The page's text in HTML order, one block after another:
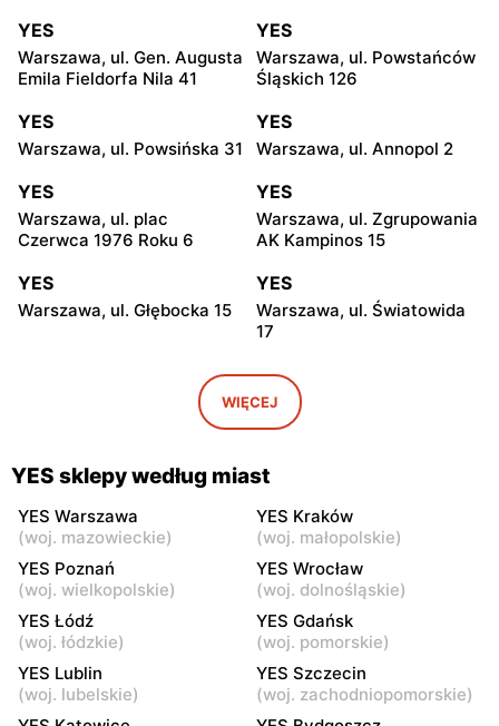
YES
Warszawa, ul. Gen. Augusta
Emila Fieldorfa Nila 41
YES
Warszawa, ul. Powstańców
Śląskich 126
YES
Warszawa, ul. Powsińska 31
YES
Warszawa, ul. Annopol 2
YES
Warszawa, ul. plac
Czerwca 1976 Roku 6
YES
Warszawa, ul. Zgrupowania
AK Kampinos 15
YES
Warszawa, ul. Głębocka 15
YES
Warszawa, ul. Światowida
17
Warszawa, ul. Puławska 2
YES
Janki, ul. Mszczonowska 3
Pruszków, ul. Henryka
Sienkiewicza 19
Legionowo, ul. Jerzego
YES
Grodzisk Mazowiecki, ul.
Henryka Sienkiewicza
46/50
YES
Żyrardów, ul. 1 Maja 40
YES
Władysławowo, ul.
Ciechanowska 65
YES
Siedlce, ul. Józefa
Piłsudskiego 74
WIĘCEJ
YES sklepy według miast
YES Warszawa
(woj. mazowieckie)
YES Kraków
(woj. małopolskie)
YES Poznań
(woj. wielkopolskie)
YES Wrocław
(woj. dolnośląskie)
YES Łódź
(woj. łódzkie)
YES Gdańsk
(woj. pomorskie)
YES Lublin
(woj. lubelskie)
YES Szczecin
(woj. zachodniopomorskie)